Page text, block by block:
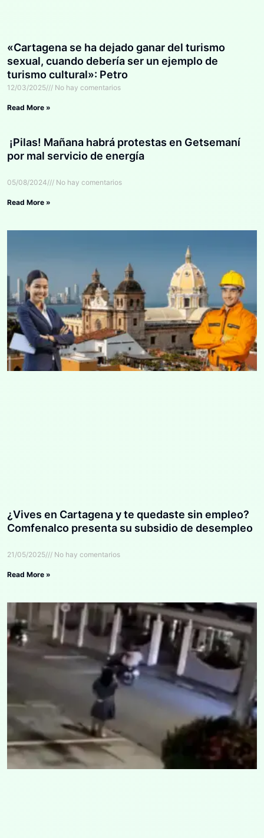
«Cartagena se ha dejado ganar del turismo
sexual, cuando debería ser un ejemplo de
turismo cultural»: Petro
12/03/2025 No hay comentarios
Read More »
¡Pilas! Mañana habrá protestas en Getsemaní
por mal servicio de energía
05/08/2024 No hay comentarios
Read More »
¿Vives en Cartagena y te quedaste sin empleo?
Comfenalco presenta su subsidio de desempleo
21/05/2025 No hay comentarios
Read More »